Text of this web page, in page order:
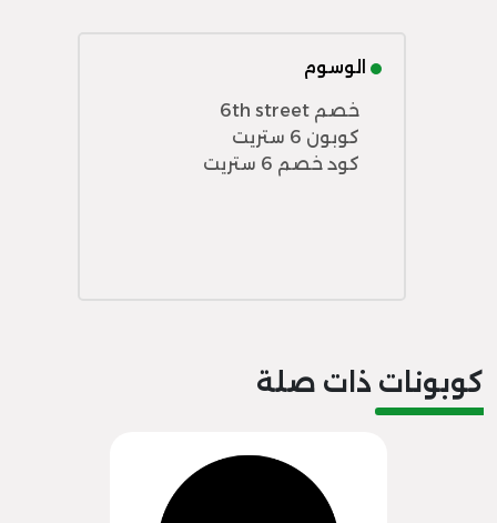
الوسوم
خصم 6th street
كوبون 6 ستريت
كود خصم 6 ستريت
كوبونات ذات صلة